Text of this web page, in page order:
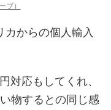
ブ）
からの個人輸入
対応もしてくれ、
物するとの同じ感